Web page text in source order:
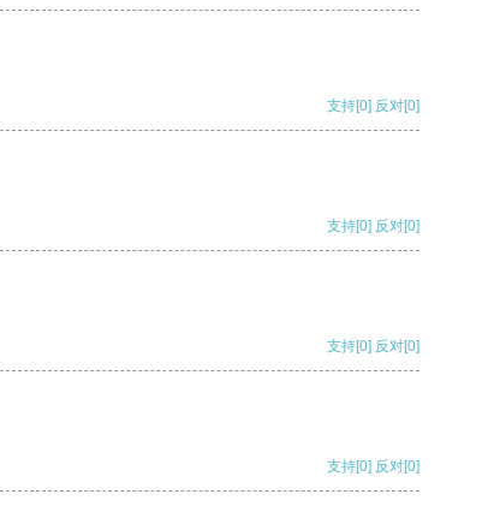
支持[0] 反对[0]
支持[0] 反对[0]
支持[0] 反对[0]
支持[0] 反对[0]